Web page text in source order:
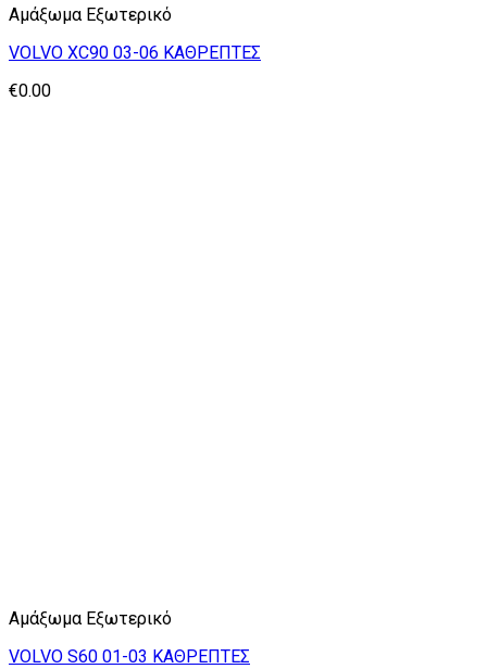
Αμάξωμα Εξωτερικό
VOLVO XC90 03-06 ΚΑΘΡΕΠΤΕΣ
€0.00
Αμάξωμα Εξωτερικό
VOLVO S60 01-03 ΚΑΘΡΕΠΤΕΣ